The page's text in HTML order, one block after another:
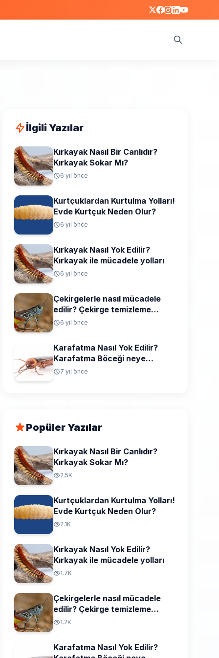
İlgili Yazılar
Kırkayak Nasıl Bir Canlıdır?
Kırkayak Sokar Mı?
6 yıl önce
Kurtçuklardan Kurtulma Yolları!
Evde Kurtçuk Neden Olur?
6 yıl önce
Kırkayak Nasıl Yok Edilir?
Kırkayak ile mücadele yolları
6 yıl önce
Çekirgelerle nasıl mücadele
edilir? Çekirge temizleme
yolları
6 yıl önce
Karafatma Nasıl Yok Edilir?
Karafatma Böceği neye
gelmez, neyi sevmez?
7 yıl önce
Popüler Yazılar
Kırkayak Nasıl Bir Canlıdır?
Kırkayak Sokar Mı?
2.5K
Kurtçuklardan Kurtulma Yolları!
Evde Kurtçuk Neden Olur?
2.1K
Kırkayak Nasıl Yok Edilir?
Kırkayak ile mücadele yolları
1.7K
Çekirgelerle nasıl mücadele
edilir? Çekirge temizleme
yolları
1.2K
Karafatma Nasıl Yok Edilir?